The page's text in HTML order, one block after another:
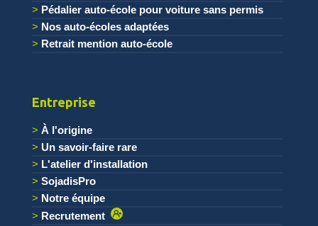
Pédalier auto-école pour voiture sans permis
Nos auto-écoles adaptées
Retrait mention auto-école
Entreprise
À l'origine
Un savoir-faire rare
L'atelier d'installation
SojadisPro
Notre équipe
Recrutement